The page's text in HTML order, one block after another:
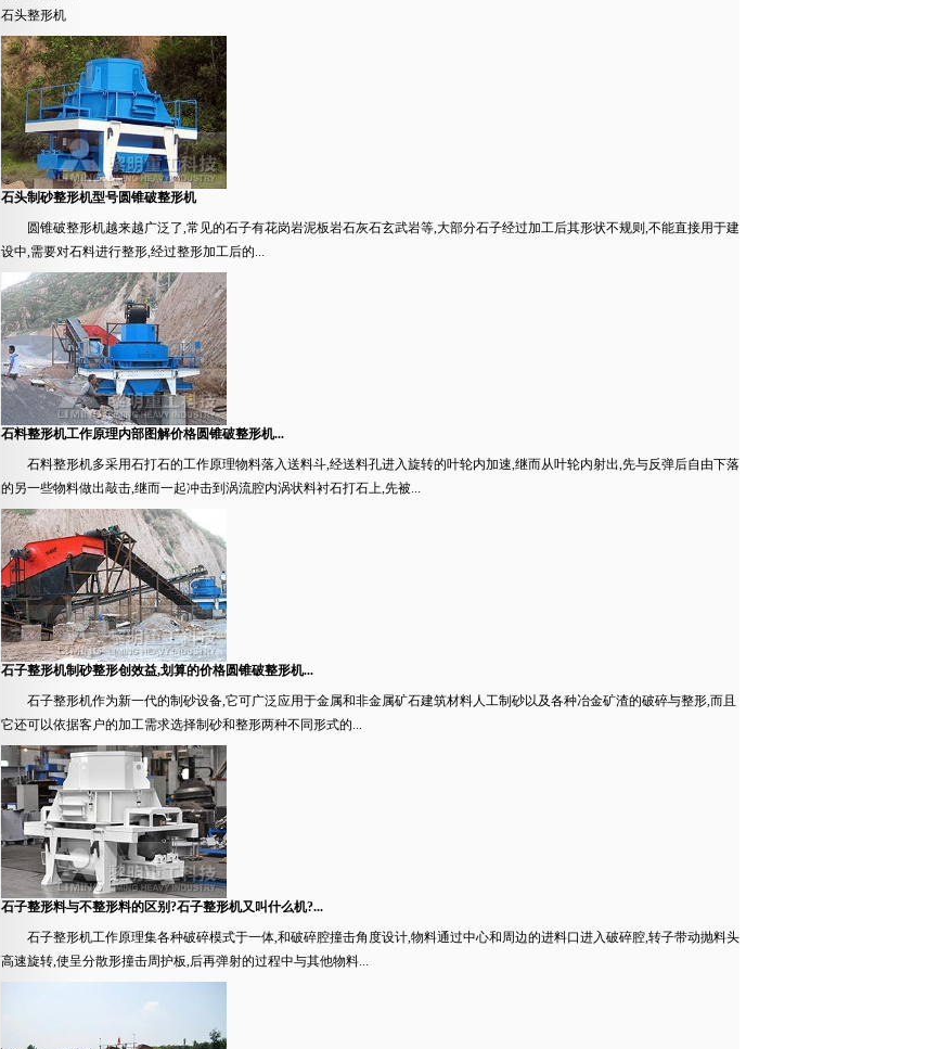
石头整形机
石头制砂整形机型号圆锥破整形机
圆锥破整形机越来越广泛了,常见的石子有花岗岩泥板岩石灰石玄武岩等,大部分石子经过加工后其形状不规则,不能直接用于建
设中,需要对石料进行整形,经过整形加工后的...
石料整形机工作原理内部图解价格圆锥破整形机...
石料整形机多采用石打石的工作原理物料落入送料斗,经送料孔进入旋转的叶轮内加速,继而从叶轮内射出,先与反弹后自由下落
的另一些物料做出敲击,继而一起冲击到涡流腔内涡状料衬石打石上,先被...
石子整形机制砂整形创效益,划算的价格圆锥破整形机...
石子整形机作为新一代的制砂设备,它可广泛应用于金属和非金属矿石建筑材料人工制砂以及各种冶金矿渣的破碎与整形,而且
它还可以依据客户的加工需求选择制砂和整形两种不同形式的...
石子整形料与不整形料的区别?石子整形机又叫什么机?...
石子整形机工作原理集各种破碎模式于一体,和破碎腔撞击角度设计,物料通过中心和周边的进料口进入破碎腔,转子带动抛料头
高速旋转,使呈分散形撞击周护板,后再弹射的过程中与其他物料...